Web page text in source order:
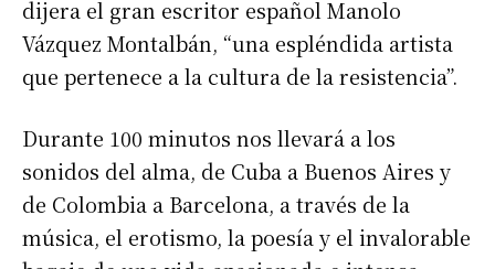
dijera el gran escritor español Manolo
Vázquez Montalbán, “una espléndida artista
que pertenece a la cultura de la resistencia”.
Durante 100 minutos nos llevará a los
sonidos del alma, de Cuba a Buenos Aires y
de Colombia a Barcelona, a través de la
música, el erotismo, la poesía y el invalorable